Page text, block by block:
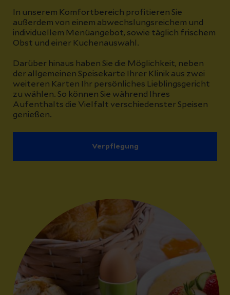
In unserem Komfortbereich profitieren Sie
außerdem von einem abwechslungsreichem und
individuellem Menüangebot, sowie täglich frischem
Obst und einer Kuchenauswahl.
Darüber hinaus haben Sie die Möglichkeit, neben
der allgemeinen Speisekarte Ihrer Klinik aus zwei
weiteren Karten Ihr persönliches Lieblingsgericht
zu wählen. So können Sie während Ihres
Aufenthalts die Vielfalt verschiedenster Speisen
genießen.
Verpflegung